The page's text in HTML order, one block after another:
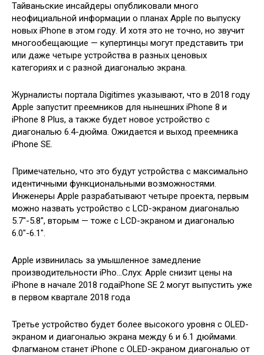
Тайваньские инсайдеры опубликовали много
неофициальной информации о планах Apple по выпуску
новых iPhone в этом году. И хотя это не точно, но звучит
многообещающие — купертинцы могут представить три
или даже четыре устройства в разных ценовых
категориях и с разной диагональю экрана.
Журналисты портала Digitimes указывают, что в 2018 году
Apple запустит преемников для нынешних iPhone 8 и
iPhone 8 Plus, а также будет новое устройство с
диагональю 6.4-дюйма. Ожидается и выход преемника
iPhone SE.
Примечательно, что это будут устройства с максимально
идентичными функциональными возможностями.
Инженеры Apple разрабатывают четыре проекта, первым
можно назвать устройство с LCD-экраном диагональю
5.7″-5.8″, вторым — тоже с LCD-экраном и диагональю
6.0″-6.1″.
Apple извинилась за умышленное замедление
производительности iPho…Слух: Apple снизит цены на
iPhone в начале 2018 годаiPhone SE 2 могут выпустить уже
в первом квартале 2018 года
Третье устройство будет более высокого уровня с OLED-
экраном и диагональю экрана между 6 и 6.1 дюймами.
Флагманом станет iPhone с OLED-экраном диагональю от